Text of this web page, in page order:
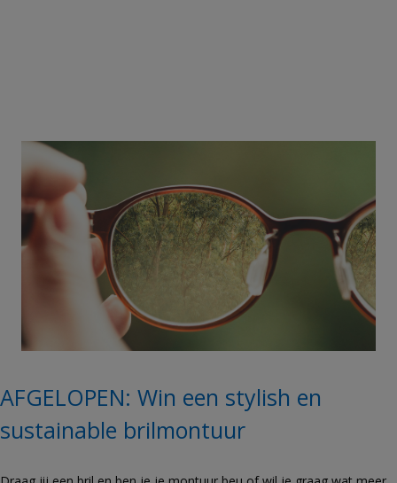
AFGELOPEN: Win een stylish en
sustainable brilmontuur